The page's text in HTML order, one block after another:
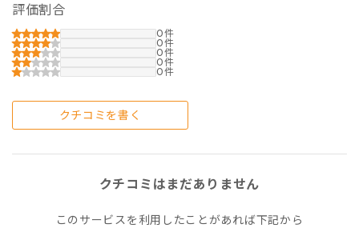
評価割合
0
0
0
0
0
クチコミを書く
クチコミはまだありません
このサービスを利用したことがあれば下記から